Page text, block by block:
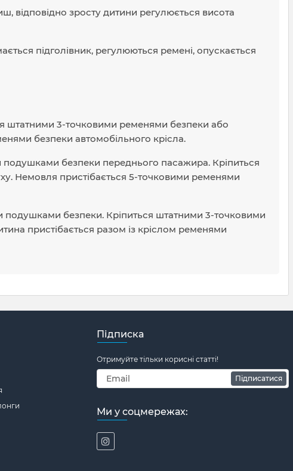
відповідно зросту дитини регулюється висота
підголівник, регулюються ремені, опускається
штатними 3-точковими ременями безпеки або
безпеки автомобільного крісла.
безпеки переднього пасажира. Кріпиться
Немовля пристібається 5-точковими ременями
подушками безпеки. Кріпиться штатними 3-точковими
пристібається разом із кріслом ременями
Підписка
Отримуйте тільки корисні статті!
Підписатися
Ми у соцмережах: